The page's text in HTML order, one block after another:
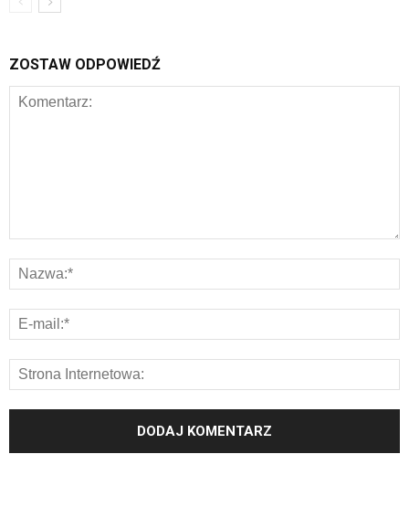
ZOSTAW ODPOWIEDŹ